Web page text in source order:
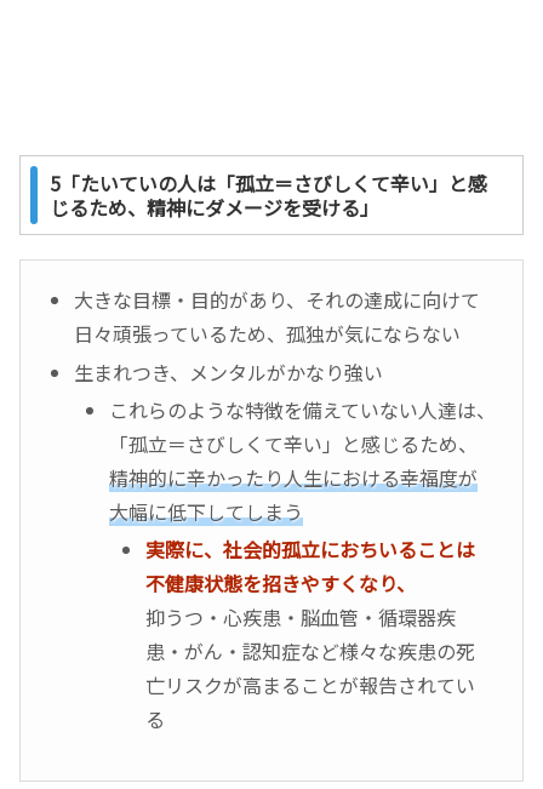
5「たいていの人は「孤立＝さびしくて辛い」と感
じるため、精神にダメージを受ける」
大きな目標・目的があり、それの達成に向けて
日々頑張っているため、孤独が気にならない
生まれつき、メンタルがかなり強い
これらのような特徴を備えていない人達は、
「孤立＝さびしくて辛い」と感じるため、
精神的に辛かったり人生における幸福度が
大幅に低下してしまう
実際に、社会的孤立におちいることは
不健康状態を招きやすくなり、
抑うつ・心疾患・脳血管・循環器疾
患・がん・認知症など様々な疾患の死
亡リスクが高まることが報告されてい
る